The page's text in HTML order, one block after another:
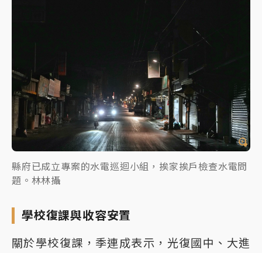
縣府已成立專案的水電巡迴小組，挨家挨戶檢查水電問
題。林林攝
學校復課與收容安置
關於學校復課，季連成表示，光復國中、大進